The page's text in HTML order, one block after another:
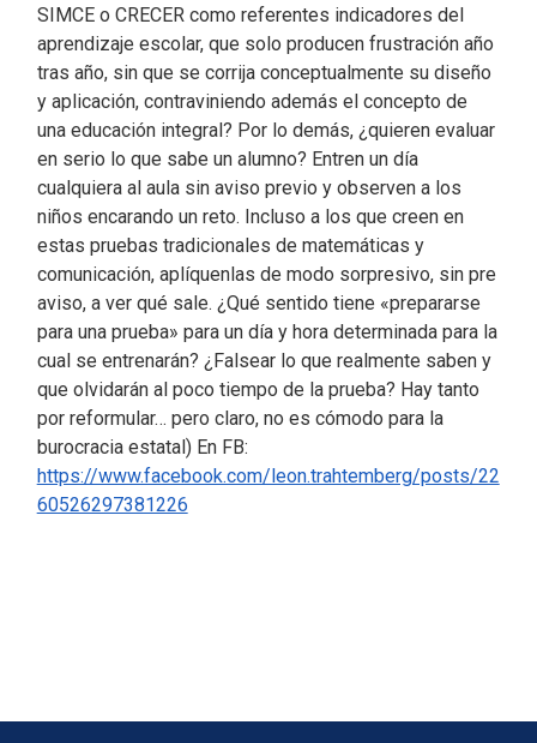
SIMCE o CRECER como referentes indicadores del
aprendizaje escolar, que solo producen frustración año
tras año, sin que se corrija conceptualmente su diseño
y aplicación, contraviniendo además el concepto de
una educación integral? Por lo demás, ¿quieren evaluar
en serio lo que sabe un alumno? Entren un día
cualquiera al aula sin aviso previo y observen a los
niños encarando un reto. Incluso a los que creen en
estas pruebas tradicionales de matemáticas y
comunicación, aplíquenlas de modo sorpresivo, sin pre
aviso, a ver qué sale. ¿Qué sentido tiene «prepararse
para una prueba» para un día y hora determinada para la
cual se entrenarán? ¿Falsear lo que realmente saben y
que olvidarán al poco tiempo de la prueba? Hay tanto
por reformular… pero claro, no es cómodo para la
burocracia estatal) En FB:
https://www.facebook.com/leon.trahtemberg/posts/22
60526297381226